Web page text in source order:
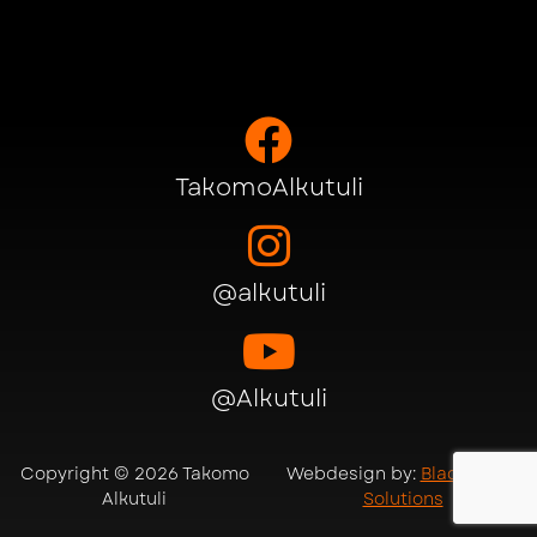
sivulla.
TakomoAlkutuli
@alkutuli
@Alkutuli
Copyright © 2026 Takomo
Alkutuli
Webdesign by: Black Hawk
Solutions